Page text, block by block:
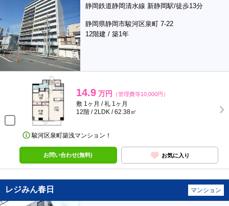
静岡鉄道静岡清水線 新静岡駅/徒歩13分
静岡県静岡市駿河区泉町 7-22
12階建 / 築1年
14.9 万円 （管理費等10,000円）
敷 1ヶ月 / 礼 1ヶ月
12階 / 2LDK / 62.38㎡
駿河区泉町築浅マンション！
お問い合わせ(無料) お気に入り
レジみん春日 マンション